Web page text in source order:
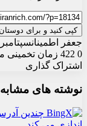
کپی کنید و برای
جعفر اطمینانسپتامبر 20, 2022
0
زمان تخمینی
اشتراک گذاری
بوک
آپ
ایمیل
نوشته های مشابه